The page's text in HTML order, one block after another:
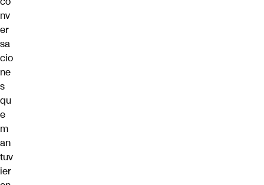
nv
er
sa
cio
ne
s
qu
e
m
an
tuv
ier